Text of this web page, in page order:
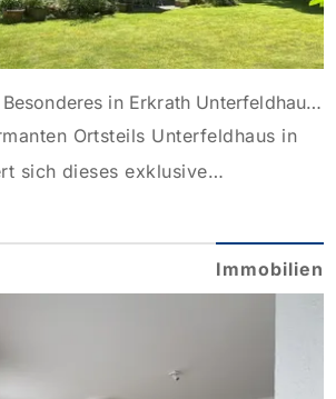
Sie suchen etwas Besonderes in Erkrath Unterfeldhaus?
Ortsteils Unterfeldhaus in
sich dieses exklusive
hohe Bauqualität besticht. Erbaut
in einem gepflegten Zustand,
Etagen und einer Wohnfläche von
Zuhause für Familien. Das
Sie mit einem offenen Wohn-
Immobilien